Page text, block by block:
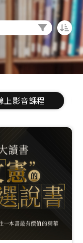
大大讀書影音